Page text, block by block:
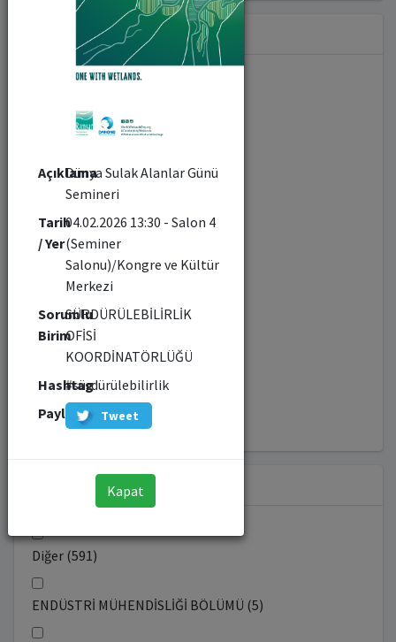
#toplumsalkatkı (47)
#girişimcilik (28)
#liderlik (9)
#yapayzeka (20)
Sorumlu Birim
Diğer (591)
ENDÜSTRİ MÜHENDİSLİĞİ BÖLÜMÜ (5)
Açıklama
Dünya Sulak Alanlar Günü
Semineri
Tarih
/ Yer
04.02.2026 13:30 - Salon 4
(Seminer
Salonu)/Kongre ve Kültür
Merkezi
Sorumlu
Birim
SÜRDÜRÜLEBİLİRLİK
OFİSİ
KOORDİNATÖRLÜĞÜ
Hashtag#sürdürülebilirlik
Paylaş
Tweet
Kapat